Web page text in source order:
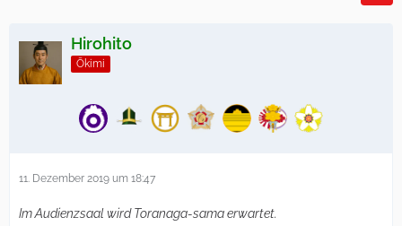
Hirohito
Ōkimi
11. Dezember 2019 um 18:47
Im Audienzsaal wird Toranaga-sama erwartet.